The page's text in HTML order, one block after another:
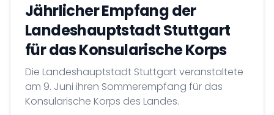
Jährlicher Empfang der
Landeshauptstadt Stuttgart
für das Konsularische Korps
Die Landeshauptstadt Stuttgart veranstaltete
am 9. Juni ihren Sommerempfang für das
Konsularische Korps des Landes.